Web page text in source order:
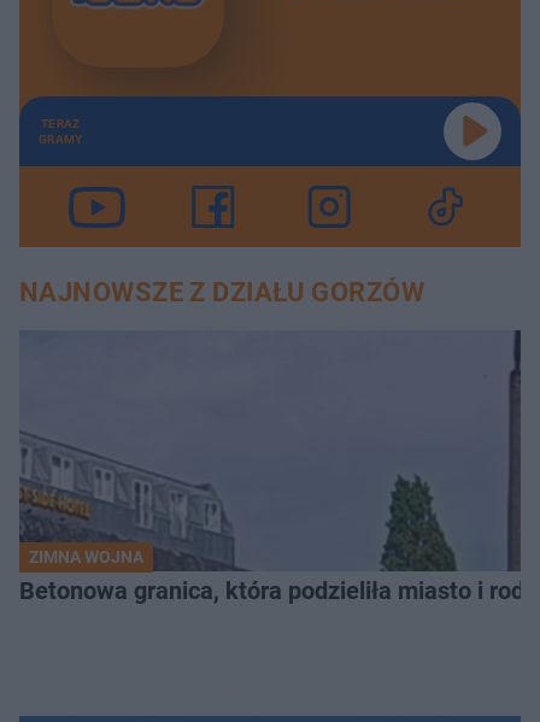
TERAZ
GRAMY
NAJNOWSZE Z DZIAŁU GORZÓW
ZIMNA WOJNA
Betonowa granica, która podzieliła miasto i